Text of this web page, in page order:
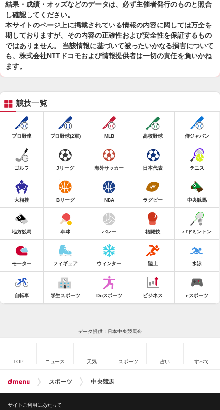
結果・成績・オッズなどのデータは、必ず主催者発行のものと照合
し確認してください。
本サイトのページ上に掲載されている情報の内容に関しては万全を
期しておりますが、その内容の正確性および安全性を保証するもの
ではありません。 当該情報に基づいて被ったいかなる損害について
も、株式会社NTTドコモおよび情報提供者は一切の責任を負いかね
ます。
競技一覧
プロ野球 プロ野球(2軍) MLB 高校野球 侍ジャパン
ゴルフ Jリーグ 海外サッカー 日本代表 テニス
大相撲 Bリーグ NBA ラグビー 中央競馬
地方競馬 卓球 バレー 格闘技 バドミントン
モーター フィギュア ウィンター 陸上 水泳
自転車 学生スポーツ Doスポーツ ビジネス eスポーツ
データ提供：日本中央競馬会
TOP ニュース 天気 スポーツ 占い すべて
スポーツ 中央競馬
サイトご利用にあたって